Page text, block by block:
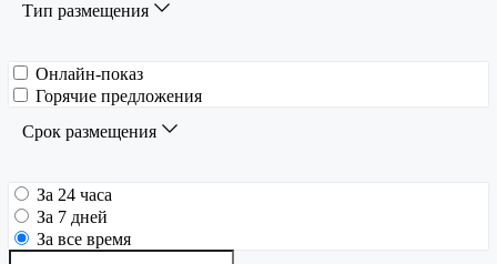
Тип размещения
Онлайн-показ
Горячие предложения
Срок размещения
За 24 часа
За 7 дней
За все время